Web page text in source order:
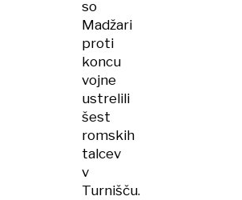
so
Madžari
proti
koncu
vojne
ustrelili
šest
romskih
talcev
v
Turnišču.